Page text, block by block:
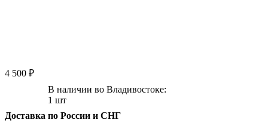
4 500 ₽
В наличии во Владивостоке:
1 шт
Доставка по России и СНГ